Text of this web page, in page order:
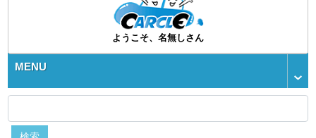
ようこそ、名無しさん
MENU